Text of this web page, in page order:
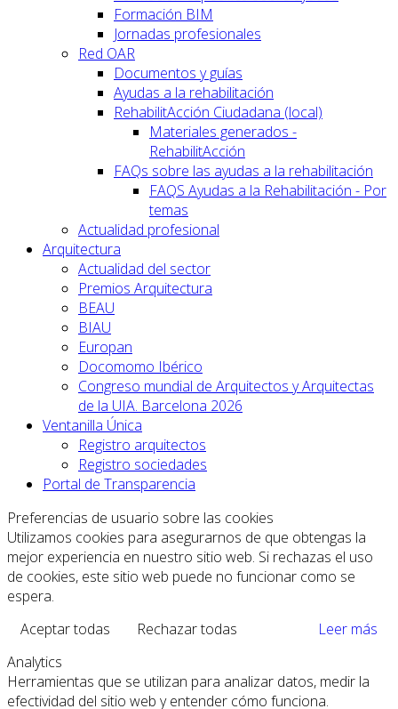
Formación BIM
Jornadas profesionales
Red OAR
Documentos y guías
Ayudas a la rehabilitación
RehabilitAcción Ciudadana (local)
Materiales generados -
RehabilitAcción
FAQs sobre las ayudas a la rehabilitación
FAQS Ayudas a la Rehabilitación - Por
temas
Actualidad profesional
Arquitectura
Actualidad del sector
Premios Arquitectura
BEAU
BIAU
Europan
Docomomo Ibérico
Congreso mundial de Arquitectos y Arquitectas
de la UIA. Barcelona 2026
Ventanilla Única
Registro arquitectos
Registro sociedades
Portal de Transparencia
Preferencias de usuario sobre las cookies
Utilizamos cookies para asegurarnos de que obtengas la
mejor experiencia en nuestro sitio web. Si rechazas el uso
de cookies, este sitio web puede no funcionar como se
espera.
Aceptar todas
Rechazar todas
Leer más
Analytics
Herramientas que se utilizan para analizar datos, medir la
efectividad del sitio web y entender cómo funciona.